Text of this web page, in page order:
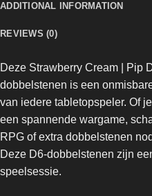
ADDITIONAL INFORMATION
REVIEWS (0)
Deze Strawberry Cream | Pip
dobbelstenen is een
van iedere tabletopspeler. Of
een spannende wargame,
RPG of extra dobbelstenen
Deze D6-dobbelstenen zijn
speelsessie.